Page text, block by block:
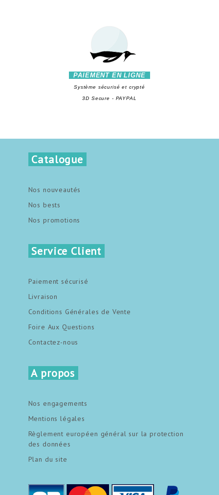
PAIEMENT EN LIGNE
Système sécurisé et crypté
3D Secure - PAYPAL
Catalogue
Nos nouveautés
Nos bests
Nos promotions
Service Client
Paiement sécurisé
Livraison
Conditions Générales de Vente
Foire Aux Questions
Contactez-nous
A propos
Nos engagements
Mentions légales
Règlement européen général sur la protection
des données
Plan du site